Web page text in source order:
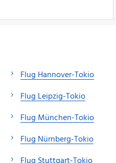
Flug Hannover-Tokio
Flug Leipzig-Tokio
Flug München-Tokio
Flug Nürnberg-Tokio